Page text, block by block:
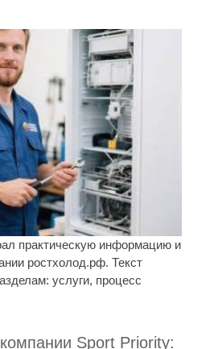
практическую информацию и
ростхолод.рф. Текст
услуги, процесс
Sport Priority: